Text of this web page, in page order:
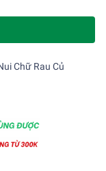
Chữ Rau Củ